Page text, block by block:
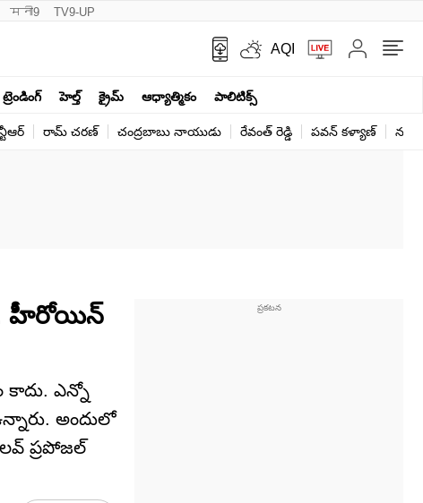
मनी9 TV9-UP
AQI
ట్రెండింగ్ హెల్త్‌ క్రైమ్ ఆధ్యాత్మికం పాలిటిక్స్‌
రామ్ చ‌ర‌ణ్‌ చంద్రబాబు నాయుడు రేవంత్ రెడ్డి పవన్ కళ్యాణ్
హీరోయిన్
కాదు. ఎన్నో
అందులో
ప్రపోజల్